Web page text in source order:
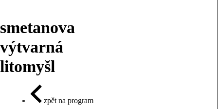
smetanova
výtvarná
litomyšl
zpět na program